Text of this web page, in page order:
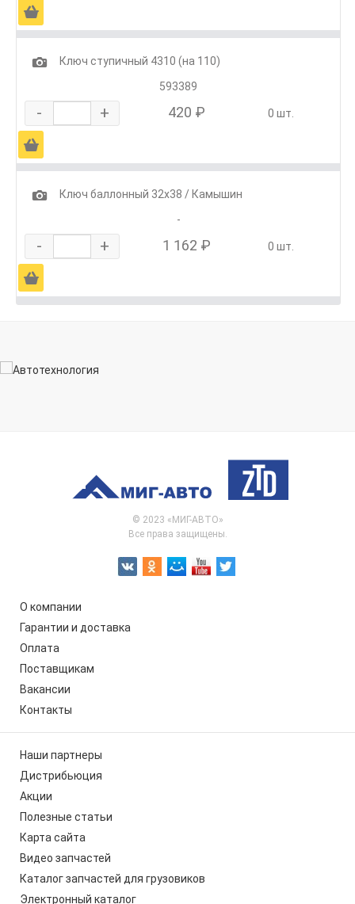
Ä
1
Ключ ступичный 4310 (на 110)
593389
- + 420 ₽ 0 шт.
Ä
1
Ключ баллонный 32х38 / Камышин
-
- + 1 162 ₽ 0 шт.
Ä
© 2023 «МИГ-АВТО»
Все права защищены.
О компании
Гарантии и доставка
Оплата
Поставщикам
Вакансии
Контакты
Наши партнеры
Дистрибьюция
Акции
Полезные статьи
Карта сайта
Видео запчастей
Каталог запчастей для грузовиков
Электронный каталог